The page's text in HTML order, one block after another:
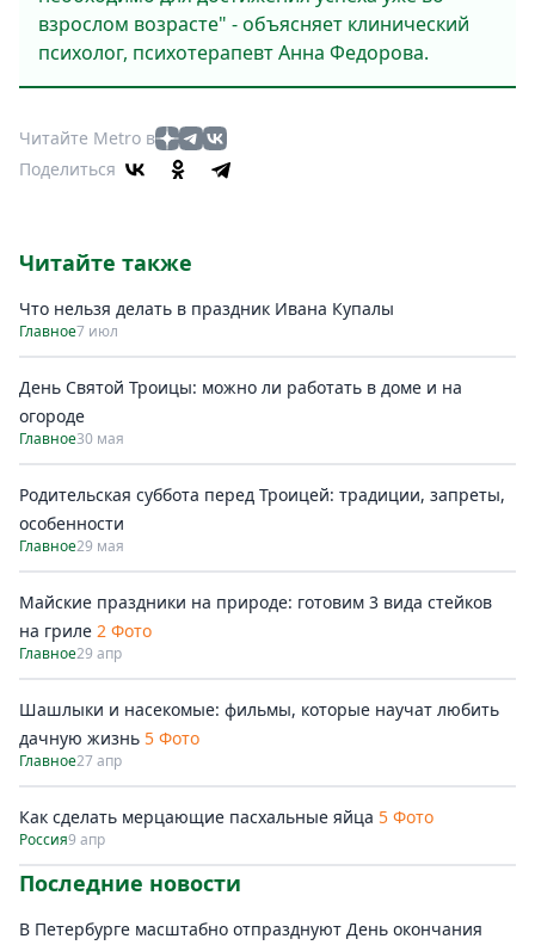
взрослом возрасте" - объясняет клинический
психолог, психотерапевт Анна Федорова.
Читайте Metro в
Поделиться
Читайте также
Что нельзя делать в праздник Ивана Купалы
Главное7 июл
День Святой Троицы: можно ли работать в доме и на
огороде
Главное30 мая
Родительская суббота перед Троицей: традиции, запреты,
особенности
Главное29 мая
Майские праздники на природе: готовим 3 вида стейков
на гриле 2 Фото
Главное29 апр
Шашлыки и насекомые: фильмы, которые научат любить
дачную жизнь 5 Фото
Главное27 апр
Как сделать мерцающие пасхальные яйца 5 Фото
Россия9 апр
Последние новости
В Петербурге масштабно отпразднуют День окончания